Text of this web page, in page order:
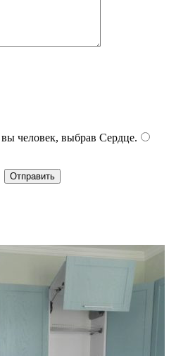
человек, выбрав Сердце.